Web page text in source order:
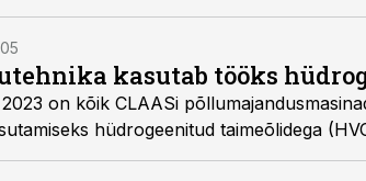
kirjutab ASi Terminal juhatuse liige
kasutab tööks
on kõik CLAASi
hüdrogeenitud taimeõlidega